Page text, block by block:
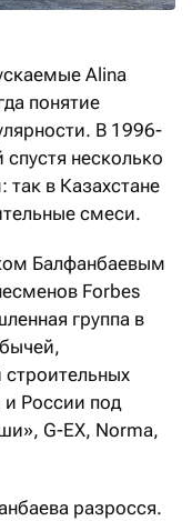
Alina
понятие
В 1996-
несколько
в Казахстане
смеси.
Балфанбаевым
Forbes
группа в
России под
G-EX, Norma,
разросся.